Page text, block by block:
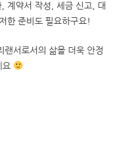
계약서 작성, 세금 신고, 대
한 준비도 필요하구요!
랜서로서의 삶을 더욱 안정